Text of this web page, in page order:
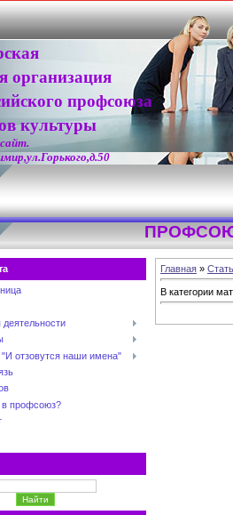
организация
профсоюза
культуры
"И отзовутся наши имена"
в профсоюз?
Главная »
В категории